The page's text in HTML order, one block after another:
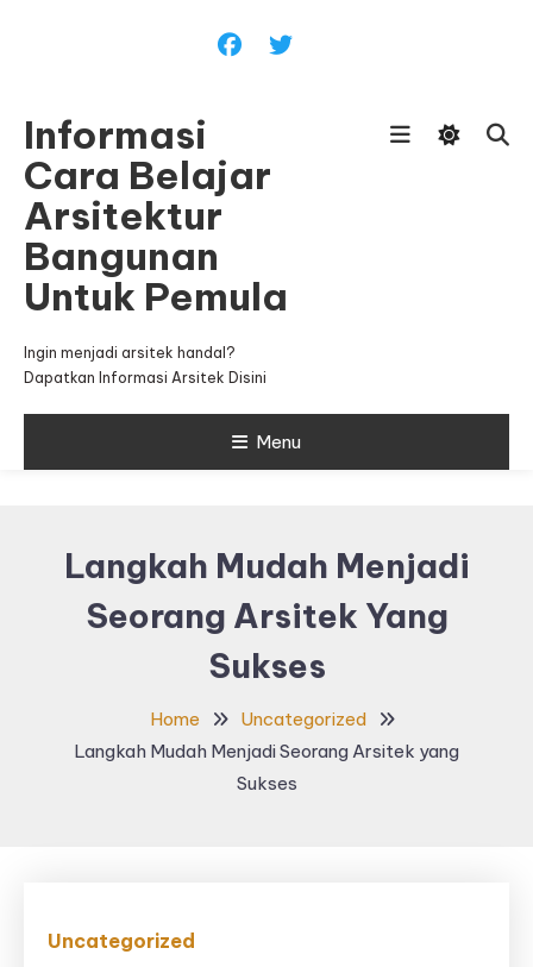
Informasi
Cara Belajar
Arsitektur
Bangunan
Untuk Pemula
Ingin menjadi arsitek handal?
Dapatkan Informasi Arsitek Disini
Menu
Langkah Mudah Menjadi
Seorang Arsitek Yang
Sukses
Home
Uncategorized
Langkah Mudah Menjadi Seorang Arsitek yang
Sukses
Uncategorized